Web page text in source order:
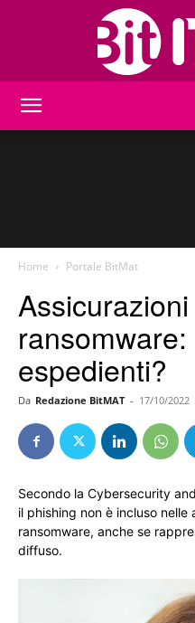
Home Portale BitMat
espedienti?
Da Redazione BitMAT - 17/10/2022
Secondo la Cybersecurity
il phishing non è incluso nelle
ransomware, anche se
diffuso.